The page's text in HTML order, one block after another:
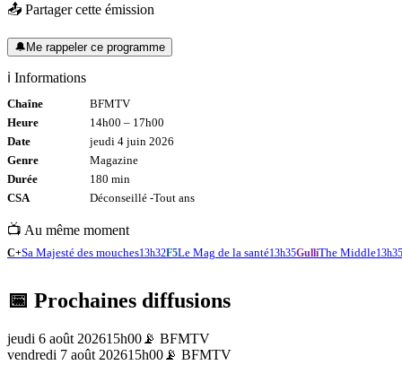
📤 Partager cette émission
🔔Me rappeler ce programme
ℹ️ Informations
Chaîne
BFMTV
Heure
14h00 – 17h00
Date
jeudi 4 juin 2026
Genre
Magazine
Durée
180 min
CSA
Déconseillé -Tout ans
📺 Au même moment
C+Sa Majesté des mouches13h32F5Le Mag de la santé13h35GulliThe Middle13h35
📅 Prochaines diffusions
jeudi 6 août 202615h00 📡 BFMTV
vendredi 7 août 202615h00 📡 BFMTV